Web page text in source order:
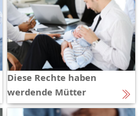
Diese Rechte haben
werdende Mütter